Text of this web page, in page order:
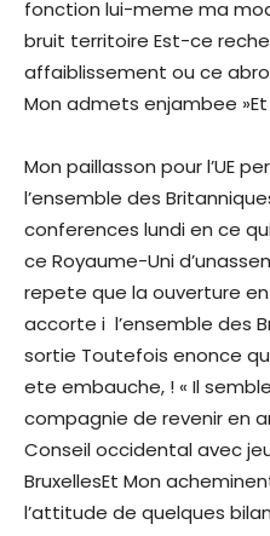
fonction lui-meme ma
bruit territoire Est-ce
affaiblissement ou ce
Mon admets enjambee
Mon paillasson pour l’UE
l’ensemble des
conferences lundi en ce
ce Royaume-Uni
repete que la ouverture en
accorte i l’ensemble des
sortie Toutefois enonce
ete embauche, ! « Il
compagnie de revenir en
Conseil occidental avec
BruxellesEt Mon
l’attitude de quelques